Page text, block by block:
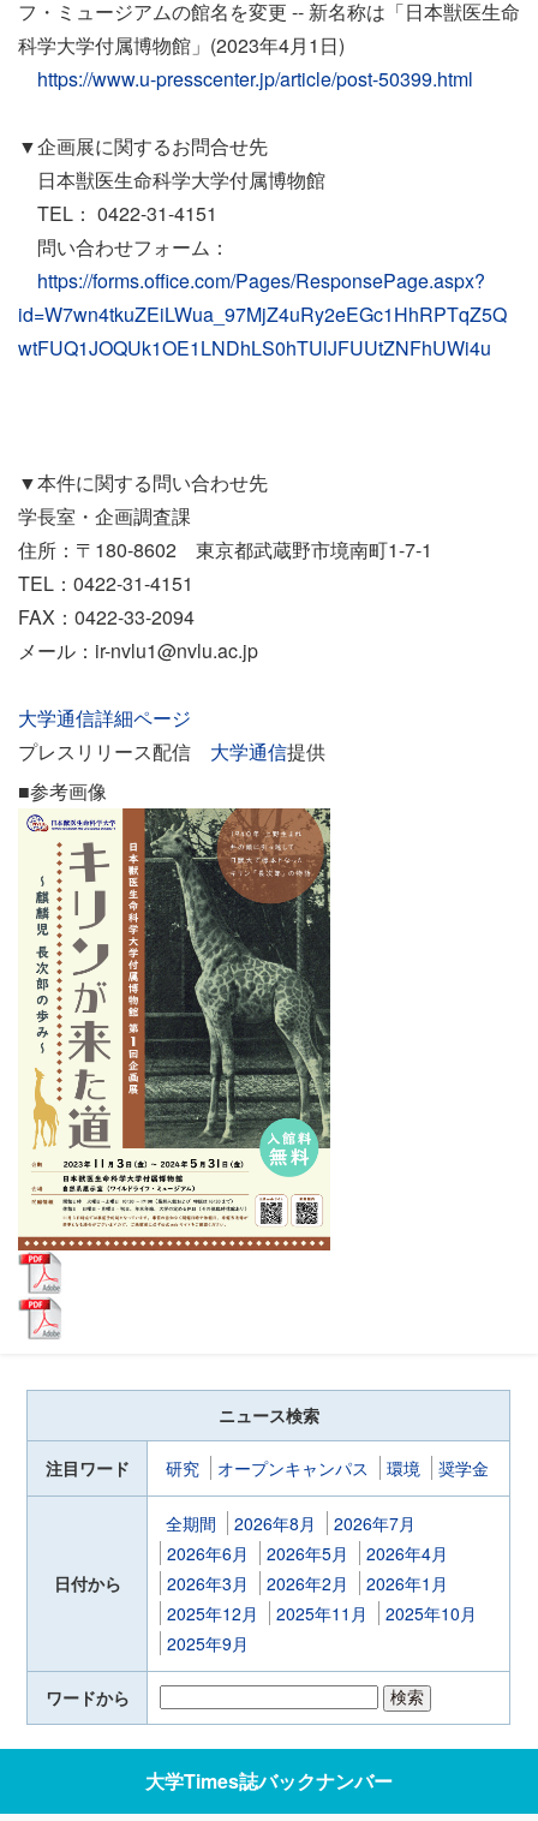
フ・ミュージアムの館名を変更 -- 新名称は「日本獣医生命
科学大学付属博物館」(2023年4月1日)
https://www.u-presscenter.jp/article/post-50399.html
▼企画展に関するお問合せ先
日本獣医生命科学大学付属博物館
TEL： 0422-31-4151
問い合わせフォーム：
https://forms.office.com/Pages/ResponsePage.aspx?
id=W7wn4tkuZEiLWua_97MjZ4uRy2eEGc1HhRPTqZ5Q
wtFUQ1JOQUk1OE1LNDhLS0hTUlJFUUtZNFhUWi4u
▼本件に関する問い合わせ先
学長室・企画調査課
住所：〒180-8602 東京都武蔵野市境南町1-7-1
TEL：0422-31-4151
FAX：0422-33-2094
メール：ir-nvlu1@nvlu.ac.jp
大学通信詳細ページ
プレスリリース配信 大学通信提供
■参考画像
ニュース検索
注目ワード 研究 オープンキャンパス 環境 奨学金
日付から
全期間 2026年8月
2026年7月
2026年6月
2026年5月
2026年4月
2026年3月
2026年2月
2026年1月
2025年12月
2025年11月
2025年10月
2025年9月
ワードから
大学Times誌バックナンバー